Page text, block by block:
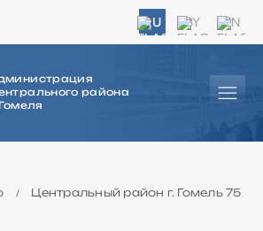
RU BY EN
района
/
Центральный район г. Гомель 75